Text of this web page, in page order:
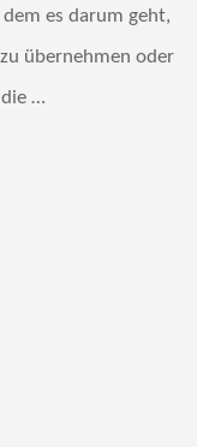
es darum geht,
übernehmen oder
die …